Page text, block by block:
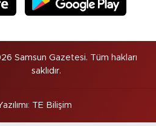
Samsun Gazetesi. Tüm hakları
saklıdır.
: TE Bilişim